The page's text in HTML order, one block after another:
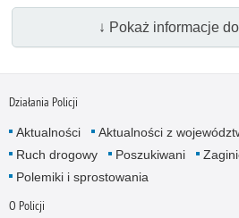
↓ Pokaż informacje
Działania Policji
Aktualności Aktualności z
Ruch drogowy
Poszukiwani
Polemiki i sprostowania
O Policji